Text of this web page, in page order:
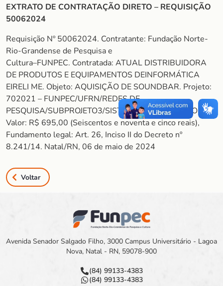
EXTRATO DE CONTRATAÇÃO DIRETO – REQUISIÇÃO
50062024
Requisição Nº 50062024. Contratante: Fundação Norte-
Rio-Grandense de Pesquisa e
Cultura–FUNPEC. Contratada: ATUAL DISTRIBUIDORA
DE PRODUTOS E EQUIPAMENTOS DEINFORMÁTICA
EIRELI ME. Objeto: AQUISIÇÃO DE SOUNDBAR. Projeto:
702021 – FUNPEC/UFRN/REDES DE
PESQUISA/SUBPROJETO3/SISTEMASCOMPUTACIONAIS.
Valor: R$ 695,00 (Seiscentos e noventa e cinco reais),
Fundamento legal: Art. 26, Inciso II do Decreto nº
8.241/14. Natal/RN, 06 de maio de 2024
Voltar
Avenida Senador Salgado Filho, 3000 Campus Universitário - Lagoa
Nova, Natal - RN, 59078-900
(84) 99133-4383
(84) 99133-4383